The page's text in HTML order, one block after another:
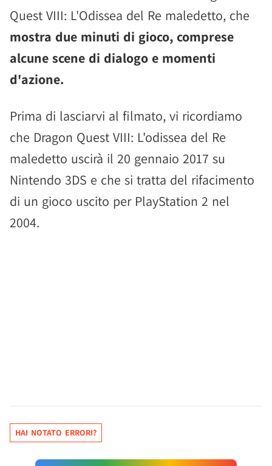
Quest VIII: L'Odissea del Re maledetto, che
mostra due minuti di gioco, comprese
alcune scene di dialogo e momenti
d'azione.
Prima di lasciarvi al filmato, vi ricordiamo
che Dragon Quest VIII: L'odissea del Re
maledetto uscirà il 20 gennaio 2017 su
Nintendo 3DS e che si tratta del rifacimento
di un gioco uscito per PlayStation 2 nel
2004.
HAI NOTATO ERRORI?